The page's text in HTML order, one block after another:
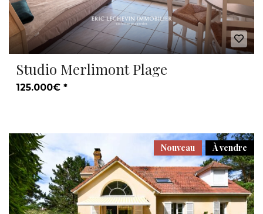
Studio Merlimont Plage
125.000€ *
À vendre
Nouveau